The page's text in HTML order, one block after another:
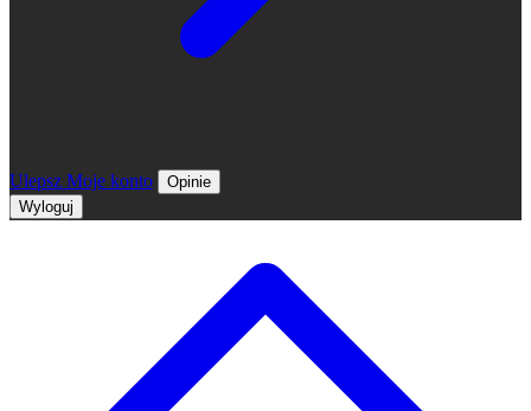
Ulepsz Moje konto
Opinie
Wyloguj